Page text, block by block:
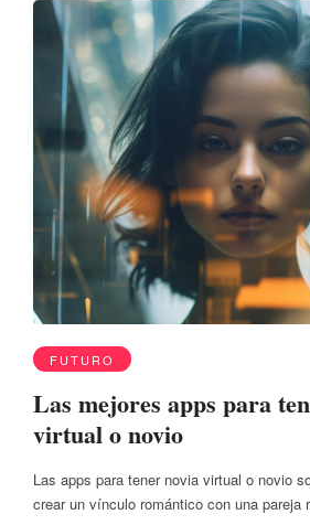
FUTURO
Las mejores apps para
virtual o novio
Las apps para tener novia virtual o novio
crear un vínculo romántico con una